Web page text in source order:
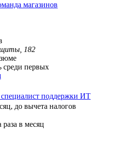
магазинов
182
среди первых
поддержки ИТ
до вычета налогов
в месяц